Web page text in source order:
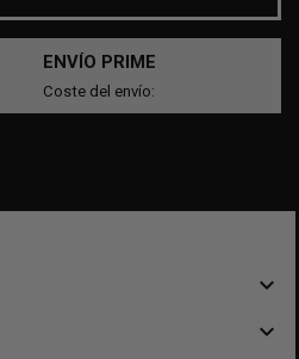
ENVÍO PRIME
Coste del envío:
navigate_before
navigate_before